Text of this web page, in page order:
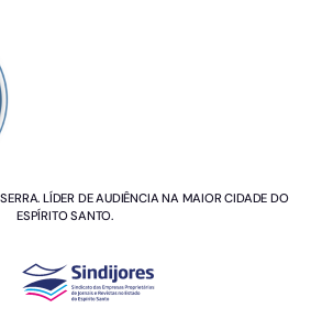
LÍDER DE AUDIÊNCIA NA MAIOR CIDADE DO
ESPÍRITO SANTO.